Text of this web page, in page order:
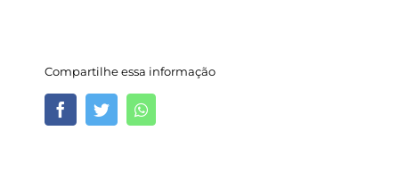
Compartilhe essa informação
FacebookTwitterWhatsapp